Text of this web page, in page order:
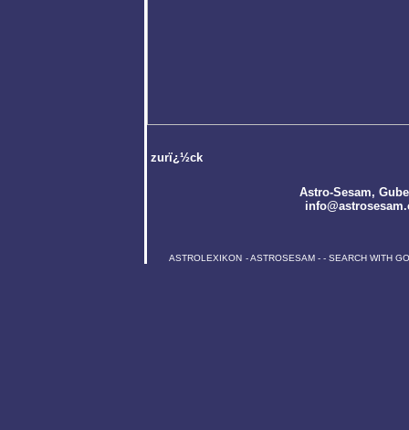
zurï¿½ck
Astro-Sesam,
ASTROLEXIKON -ASTROSESAM - - SEARCH WITH